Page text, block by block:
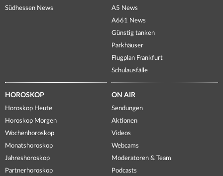
Südhessen News
A5 News
A661 News
Günstig tanken
Parkhäuser
Flugplan Frankfurt
Schulausfälle
HOROSKOP
Horoskop Heute
Horoskop Morgen
Wochenhoroskop
Monatshoroskop
Jahreshoroskop
Partnerhoroskop
ON AIR
Sendungen
Aktionen
Videos
Webcams
Moderatoren & Team
Podcasts